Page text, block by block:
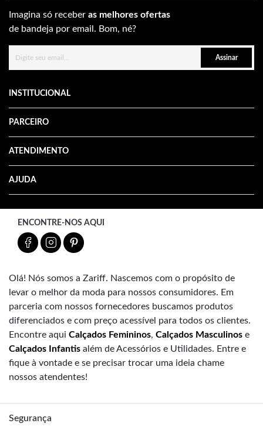
Imagina só receber as melhores ofertas
de bandeja por email. Bom, né?
Assinar
INSTITUCIONAL
PARCEIRO
ATENDIMENTO
AJUDA
ENCONTRE-NOS AQUI
Olá! Nós somos a Zariff. Nascemos com o propósito de
levar o melhor da moda para nossos consumidores. Em
parceria com nossos fornecedores buscamos produtos
diferenciados e com preço acessível para todos os clientes.
Encontre aqui Calçados Femininos, Calçados Masculinos e
Calçados Infantis além de Acessórios e Utilidades. Entre e
fique à vontade e se precisar trocar uma ideia chame
nossos atendentes!
Segurança